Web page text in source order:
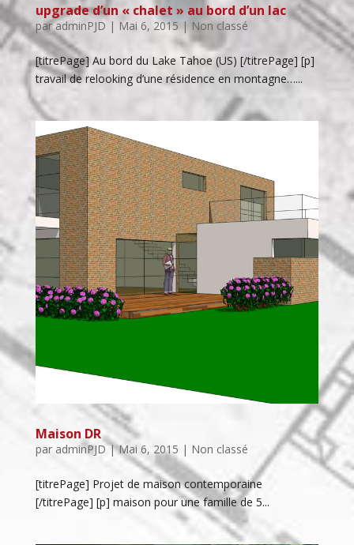
upgrade d’un « chalet » au bord d’un lac
paradminPJD | Mai 6, 2015 | Non classé
[titrePage] Au bord du Lake Tahoe (US) [/titrePage] [p]
travail de relooking d’une résidence en montagne…...
Maison DR
par adminPJD|Mai 6, 2015 | Non classé
[titrePage] Projet de maison contemporaine
[/titrePage] [p] maison pour une famille de 5...